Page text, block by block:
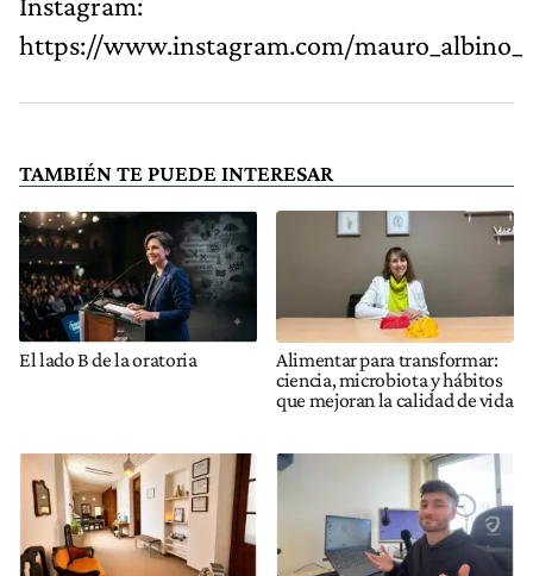
https://www.instagram.com/mauro_albino_
TAMBIÉN TE PUEDE INTERESAR
El lado B de la oratoria
Alimentar para transformar:
ciencia, microbiota y hábitos
que mejoran la calidad de vida